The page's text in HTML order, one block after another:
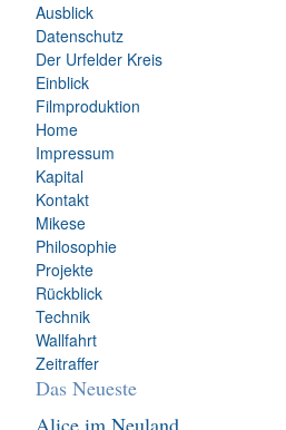
Ausblick
Datenschutz
Der Urfelder Kreis
Einblick
Filmproduktion
Home
Impressum
Kapital
Kontakt
Mikese
Philosophie
Projekte
Rückblick
Technik
Wallfahrt
Zeitraffer
Das Neueste
Alice im Neuland